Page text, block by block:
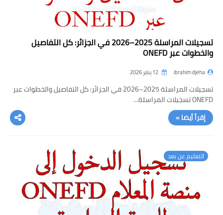
تسجيلات المراسلة 2025–2026 في الجزائر: كل التفاصيل
والخطوات عبر ONEFD
ibrahim djeha
تسجيلات المراسلة 2025–2026 في الجزائر: كل التفاصيل والخطوات عبر
ONEFD تسجيلات المراسلة…
إقرأ أيضا »
التعليم عن بعد